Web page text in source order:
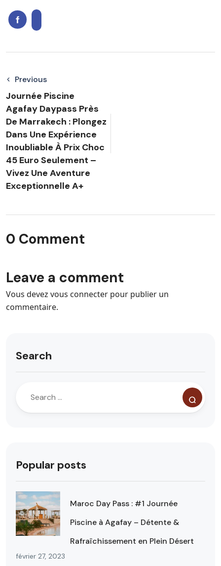
Previous
Journée Piscine
Agafay Daypass Près
De Marrakech : Plongez
Dans Une Expérience
Inoubliable À Prix Choc
45 Euro Seulement –
Vivez Une Aventure
Exceptionnelle A+
0 Comment
Leave a comment
Vous devez vous connecter pour publier un
commentaire.
Search
Popular posts
Maroc Day Pass : #1 Journée
Piscine à Agafay – Détente &
Rafraîchissement en Plein Désert
février 27, 2023